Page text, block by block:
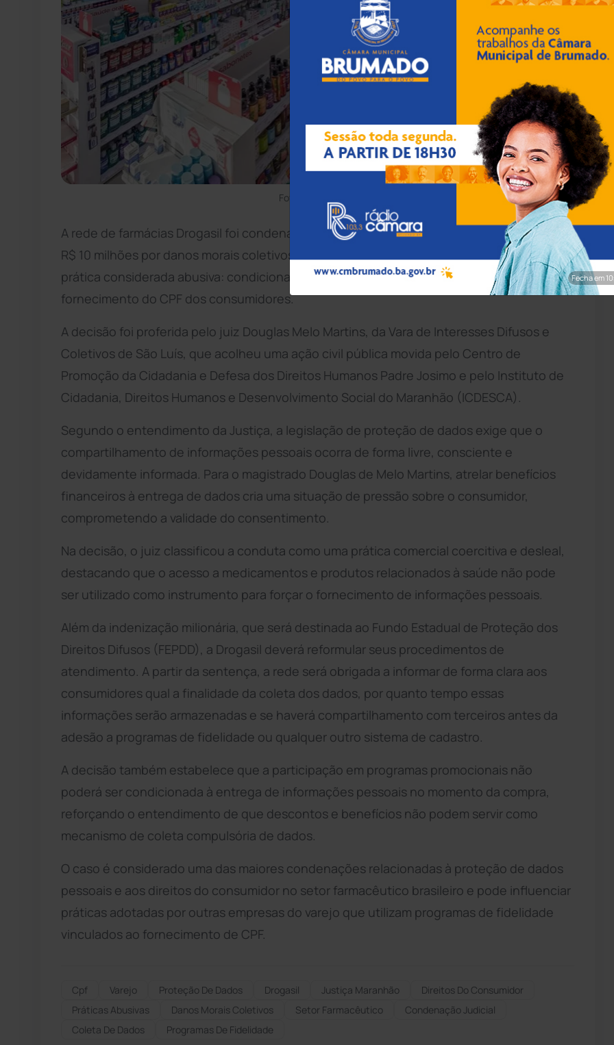
Foto: Reprodução
A rede de farmácias Drogasil foi condenada pelaJustiçado Maranhão ao pagamento de
R$ 10 milhões por danos morais coletivos após ser considerada responsável por uma
prática considerada abusiva: condicionar a concessão de descontos e promoções ao
fornecimento do CPF dos consumidores.
A decisão foi proferida pelo juiz Douglas Melo Martins, da Vara de Interesses Difusos e
Coletivos de São Luís, que acolheu uma ação civil pública movida pelo Centro de
Promoção da Cidadania e Defesa dos Direitos Humanos Padre Josimo e pelo Instituto de
Cidadania, Direitos Humanos e Desenvolvimento Social do Maranhão (ICDESCA).
Segundo o entendimento da Justiça, a legislação de proteção de dados exige que o
compartilhamento de informações pessoais ocorra de forma livre, consciente e
devidamente informada. Para o magistrado Douglas de Melo Martins, atrelar benefícios
financeiros à entrega de dados cria uma situação de pressão sobre o consumidor,
comprometendo a validade do consentimento.
Na decisão, o juiz classificou a conduta como uma prática comercial coercitiva e desleal,
destacando que o acesso a medicamentos e produtos relacionados à saúde não pode
ser utilizado como instrumento para forçar o fornecimento de informações pessoais.
Além da indenização milionária, que será destinada ao Fundo Estadual de Proteção dos
Direitos Difusos (FEPDD), a Drogasil deverá reformular seus procedimentos de
atendimento. A partir da sentença, a rede será obrigada a informar de forma clara aos
consumidores qual a finalidade da coleta dos dados, por quanto tempo essas
informações serão armazenadas e se haverá compartilhamento com terceiros antes da
adesão a programas de fidelidade ou qualquer outro sistema de cadastro.
A decisão também estabelece que a participação em programas promocionais não
poderá ser condicionada à entrega de informações pessoais no momento da compra,
reforçando o entendimento de que descontos e benefícios não podem servir como
mecanismo de coleta compulsória de dados.
O caso é considerado uma das maiores condenações relacionadas à proteção de dados
pessoais e aos direitos do consumidor no setor farmacêutico brasileiro e pode influenciar
práticas adotadas por outras empresas do varejo que utilizam programas de fidelidade
vinculados ao fornecimento de CPF.
Cpf Varejo Proteção De Dados Drogasil Justiça Maranhão
Direitos Do Consumidor
Práticas Abusivas
Danos Morais Coletivos Setor Farmacêutico
Condenação Judicial
Coleta De Dados
Programas De Fidelidade
Fecha em